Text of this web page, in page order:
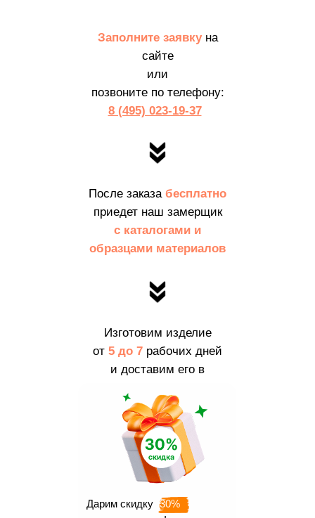
Дарим скидку30%
Заполните заявкуна
сайте
или
позвоните по телефону:
8 (495) 023-19-37
После заказа бесплатно
приедет наш замерщик
с каталогами и
образцами материалов
Изготовим изделие
от 5 до 7 рабочих дней
и доставим его в
г. Москвы и МО
бесплатно
Наши